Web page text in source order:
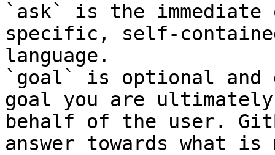
`ask` is the
specific, self-
language.
`goal` is optional and
goal you are
behalf of the user.
answer towards what